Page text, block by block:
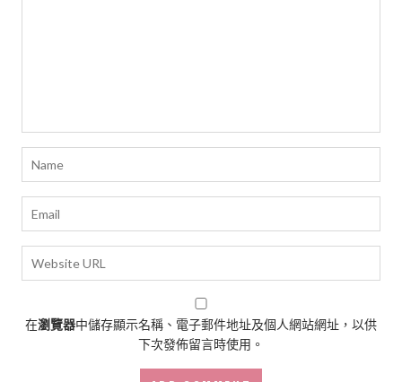
在瀏覽器中儲存顯示名稱、電子郵件地址及個人網站網址，以供
下次發佈留言時使用。